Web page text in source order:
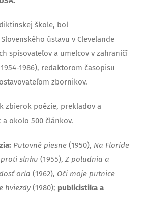
škole, bol
ústavu v Clevelande
spisovateľov a umelcov v zahraničí
1986), redaktorom časopisu
zbornikov.
zbierok poézie, prekladov a
okolo 500 článkov.
Putovné piesne (1950), Na Floride
slnku (1955), Z poludnia a
orla (1962), Oči moje putnice
hviezdy(1980); publicistika a